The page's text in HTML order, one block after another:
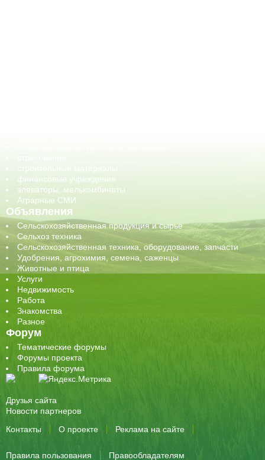
строительные материалы
финансовые учреждения
элеваторы, мелькомбинаты
Аграрные СМИ
Объявления
Сельскохозяйственная продукция и сырье
Сельхоз техника
Сельскохозяйственная техника, оборудование, запчасти
Удобрения, агрохимия, семена, саженцы
Животные и птица
Услуги
Недвижимость
Работа
Знакомства
Разное
Форум
Тематические форумы
Форумы проекта
Правила форума
Друзья сайта
Новости партнеров
Контакты
О проекте Реклама на сайте
Правила пользования Правообладателям